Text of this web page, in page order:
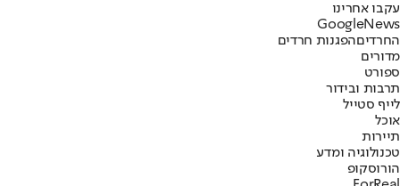
עקבו אחרינו
Googl eNews
החרדיםהפגנות חרדים
מדורים
ספורט
תרבות ובידור
לייף סטייל
אוכל
תיירות
טכנולוגיה ומדע
הורוסקופ